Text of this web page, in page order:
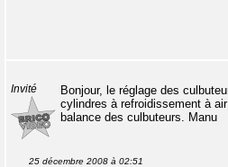
Invité
Bonjour, le réglage des
cylindres à refroidissement à
balance des culbuteurs. Manu
25 décembre 2008 à 02:51